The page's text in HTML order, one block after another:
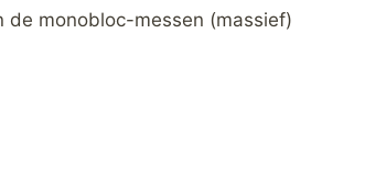
de monobloc-messen (massief)